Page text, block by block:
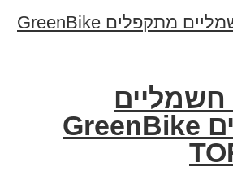
חשמליים
מתקפלים GreenBike